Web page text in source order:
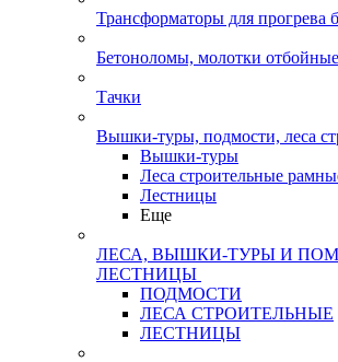
Трансформаторы для прогрева
Бетоноломы, молотки
Тачки
Вышки-туры, подмости, леса
Вышки-туры
Леса строительные
Лестницы
Еще
ЛЕСА, ВЫШКИ-ТУРЫ И
ЛЕСТНИЦЫ
ПОДМОСТИ
ЛЕСА СТРОИТЕЛЬНЫЕ
ЛЕСТНИЦЫ